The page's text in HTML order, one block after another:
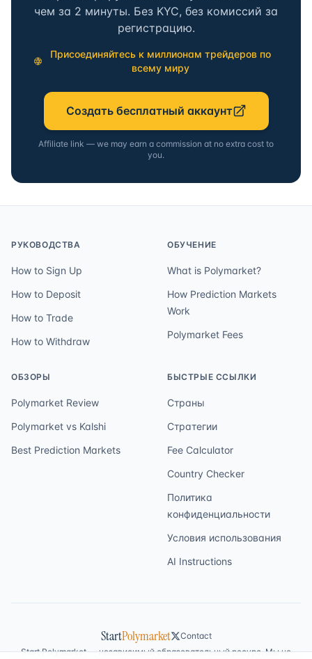
чем за 2 минуты. Без KYC, без комиссий за
регистрацию.
Присоединяйтесь к миллионам трейдеров по
всему миру
Создать бесплатный аккаунт
Affiliate link — we may earn a commission at no extra cost to
you.
РУКОВОДСТВА
How to Sign Up
How to Deposit
How to Trade
How to Withdraw
ОБУЧЕНИЕ
What is Polymarket?
How Prediction Markets
Work
Polymarket Fees
ОБЗОРЫ
Polymarket Review
Polymarket vs Kalshi
Best Prediction Markets
БЫСТРЫЕ ССЫЛКИ
Страны
Стратегии
Fee Calculator
Country Checker
Политика
конфиденциальности
Условия использования
AI Instructions
StartPolymarket
Contact
Start Polymarket — независимый образовательный ресурс. Мы не